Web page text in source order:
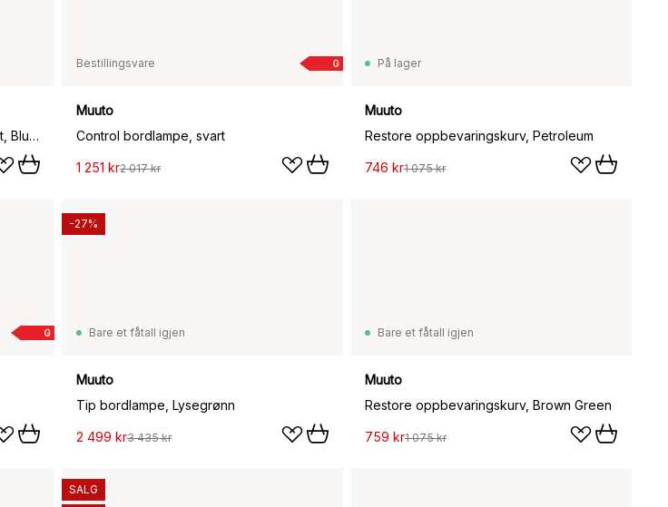
Stacked oppbevaringssystem Insert, Blue grey
G
Bestillingsvare
Muuto
Control bordlampe, svart
1 251 kr2 017 kr
På lager
Muuto
Restore oppbevaringskurv, Petroleum
746 kr1 075 kr
G Bare et fåtall igjen
Muuto
Tip bordlampe, Lysegrønn
2 499 kr3 435 kr
-27%
Bare et fåtall igjen
Muuto
Restore oppbevaringskurv, Brown Green
759 kr1 075 kr
SALG